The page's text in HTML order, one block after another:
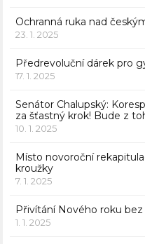
Ochranná ruka nad
23. 1. 2025
Předrevoluční dárek pro
17. 1. 2025
Senátor Chalupský:
za šťastný krok! Bude z
10. 1. 2025
Místo novoroční
kroužky
7. 1. 2025
Přivítání Nového roku
1. 1. 2025